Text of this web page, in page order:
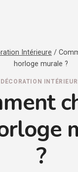
Intérieure /
horloge murale ?
DÉCORATION
?